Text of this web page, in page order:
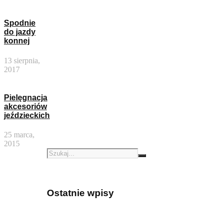
Spodnie
do jazdy
konnej
13 sierpnia,
2017
Pielęgnacja
akcesoriów
jeździeckich
25 marca,
2015
Ostatnie wpisy